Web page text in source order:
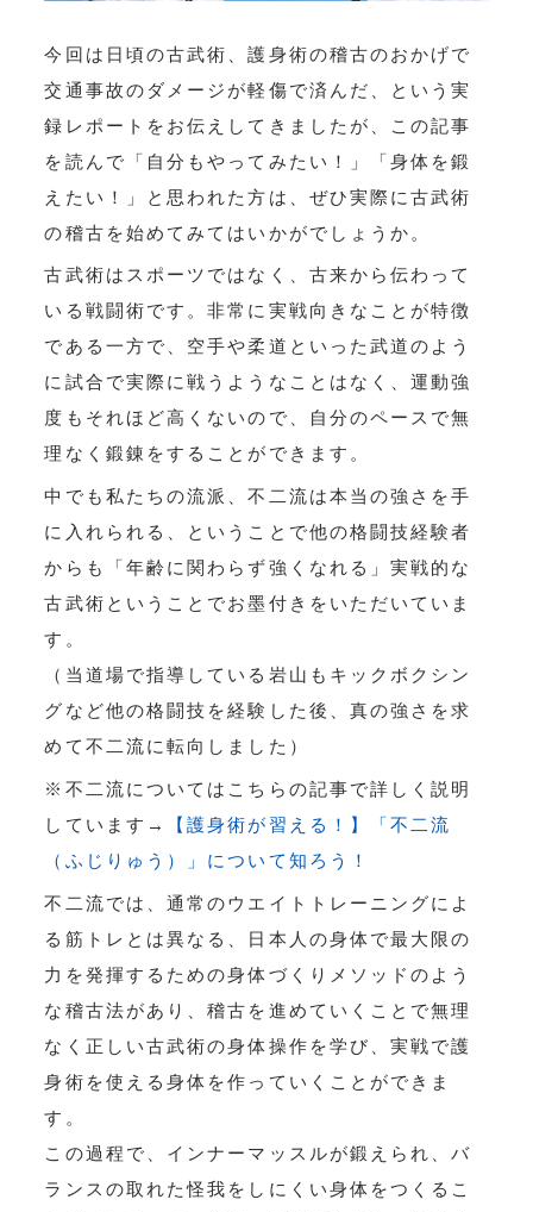
今回は日頃の古武術、護身術の稽古のおかげで
交通事故のダメージが軽傷で済んだ、という実
録レポートをお伝えしてきましたが、この記事
を読んで「自分もやってみたい！」「身体を鍛
えたい！」と思われた方は、ぜひ実際に古武術
の稽古を始めてみてはいかがでしょうか。
古武術はスポーツではなく、古来から伝わって
いる戦闘術です。非常に実戦向きなことが特徴
である一方で、空手や柔道といった武道のよう
に試合で実際に戦うようなことはなく、運動強
度もそれほど高くないので、自分のペースで無
理なく鍛錬をすることができます。
中でも私たちの流派、不二流は本当の強さを手
に入れられる、ということで他の格闘技経験者
からも「年齢に関わらず強くなれる」実戦的な
古武術ということでお墨付きをいただいていま
す。
（当道場で指導している岩山もキックボクシン
グなど他の格闘技を経験した後、真の強さを求
めて不二流に転向しました）
※不二流についてはこちらの記事で詳しく説明
しています→
【護身術が習える！】「不二流
（ふじりゅう）」について知ろう！
不二流では、通常のウエイトトレーニングによ
る筋トレとは異なる、日本人の身体で最大限の
力を発揮するための身体づくりメソッドのよう
な稽古法があり、稽古を進めていくことで無理
なく正しい古武術の身体操作を学び、実戦で護
身術を使える身体を作っていくことができま
す。
この過程で、インナーマッスルが鍛えられ、バ
ランスの取れた怪我をしにくい身体をつくるこ